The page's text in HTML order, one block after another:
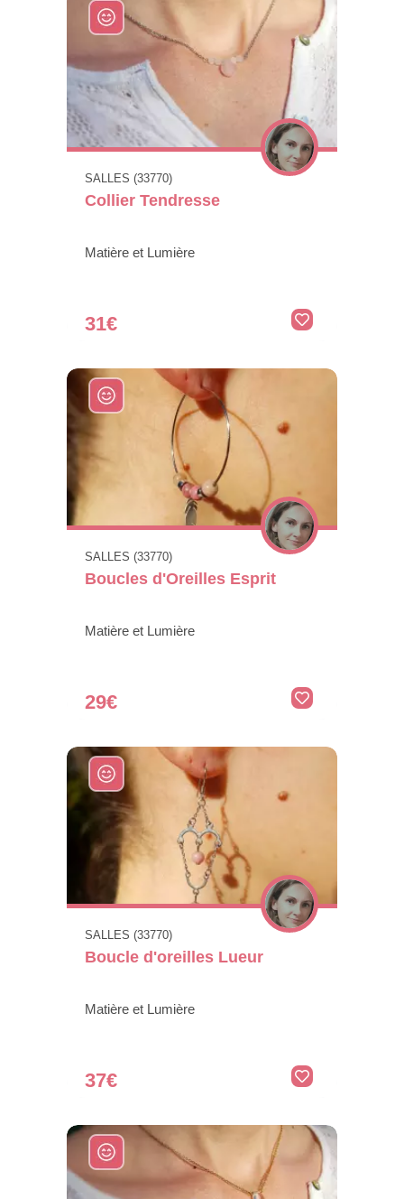
SALLES (33770)
Collier Tendresse
Matière et Lumière
31€
SALLES (33770)
Boucles d'Oreilles Esprit
Matière et Lumière
29€
SALLES (33770)
Boucle d'oreilles Lueur
Matière et Lumière
37€